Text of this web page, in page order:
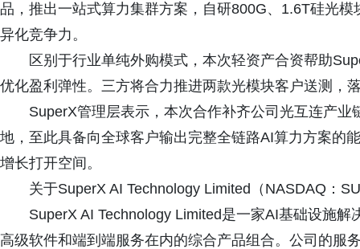
品，推出一站式算力集群方案，自研800G、1.6T硅光
异化竞争力。
区别于行业单纯外购模式，本次轻资产合资帮助
优化盈利弹性。三方将合力推进两款光模块客户送测，
SuperX管理层表示，本次合作补齐公司光互连产
地，至此具备向全球客户输出完整全链路AI算力方案的
增长打开空间。
关于SuperX AI Technology Limited（NASDAQ：
SuperX AI Technology Limited是一家AI基础设施
高级软件和端到端服务在内的综合产品组合。公司的服